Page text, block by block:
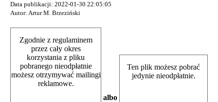
Data publikacji: 2022-01-30 22:05:05
Autor: Artur M. Brzeziński
Zgodnie z regulaminem
przez cały okres
korzystania z pliku
pobranego nieodpłatnie
możesz otrzymywać mailingi
reklamowe.
albo
Ten plik możesz pobrać
jedynie nieodpłatnie.